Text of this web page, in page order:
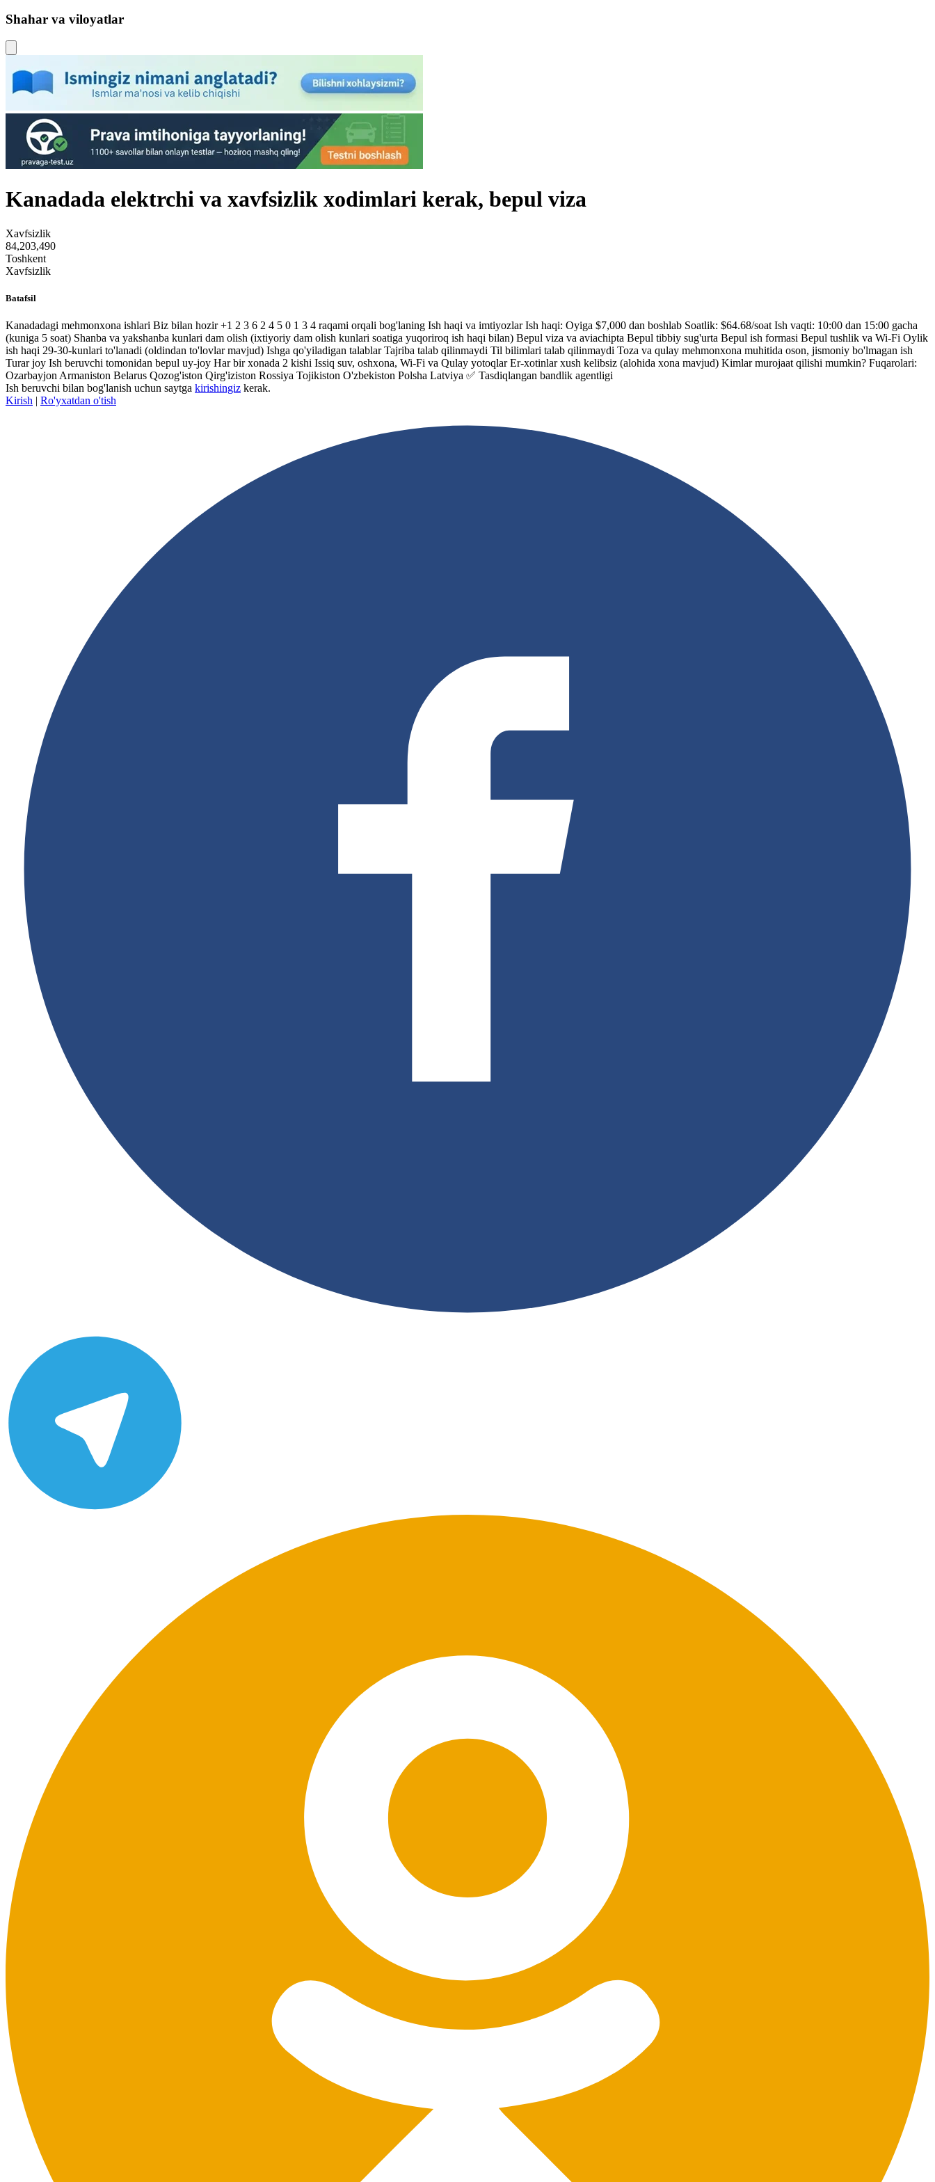
Shahar va viloyatlar
Kanadada elektrchi va xavfsizlik xodimlari kerak, bepul viza
Xavfsizlik
84,203,490
Toshkent
Xavfsizlik
Batafsil
Kanadadagi mehmonxona ishlari Biz bilan hozir +1 2 3 6 2 4 5 0 1 3 4 raqami orqali bog'laning Ish haqi va imtiyozlar Ish haqi: Oyiga $7,000 dan boshlab Soatlik: $64.68/soat Ish vaqti: 10:00 dan 15:00 gacha
(kuniga 5 soat) Shanba va yakshanba kunlari dam olish (ixtiyoriy dam olish kunlari soatiga yuqoriroq ish haqi bilan) Bepul viza va aviachipta Bepul tibbiy sug'urta Bepul ish formasi Bepul tushlik va Wi-Fi Oylik
ish haqi 29-30-kunlari to'lanadi (oldindan to'lovlar mavjud) Ishga qo'yiladigan talablar Tajriba talab qilinmaydi Til bilimlari talab qilinmaydi Toza va qulay mehmonxona muhitida oson, jismoniy bo'lmagan ish
Turar joy Ish beruvchi tomonidan bepul uy-joy Har bir xonada 2 kishi Issiq suv, oshxona, Wi-Fi va Qulay yotoqlar Er-xotinlar xush kelibsiz (alohida xona mavjud) Kimlar murojaat qilishi mumkin? Fuqarolari:
Ozarbayjon Armaniston Belarus Qozog'iston Qirg'iziston Rossiya Tojikiston O'zbekiston Polsha Latviya ✅ Tasdiqlangan bandlik agentligi
Ish beruvchi bilan bog'lanish uchun saytga kirishingiz kerak.
Kirish | Ro'yxatdan o'tish